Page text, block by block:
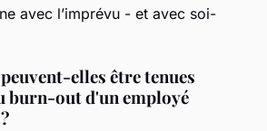
avec l’imprévu - et avec soi-
elles être tenues
burn-out d'un employé